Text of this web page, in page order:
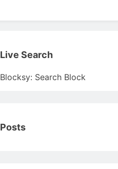
Live Search
Blocksy: Search Block
Posts